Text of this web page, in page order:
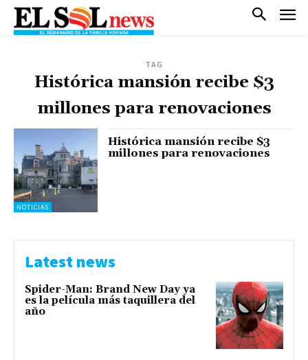
TAG
Histórica mansión recibe $3
millones para renovaciones
NOTICIAS
Histórica mansión recibe $3
millones para renovaciones
Latest news
Spider-Man: Brand New Day ya
es la película más taquillera del
año